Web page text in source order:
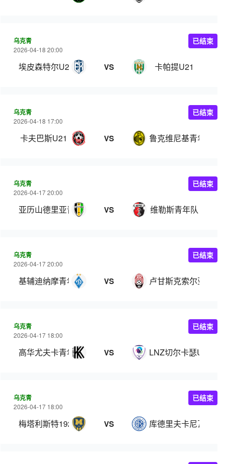
乌克青
2026-04-18 20:00
埃皮森特尔U21 VS 卡帕提U21
已结束
乌克青
2026-04-18 17:00
卡夫巴斯U21 VS 鲁克维尼基青年队
已结束
乌克青
2026-04-17 20:00
亚历山德里亚青年队 VS 维勒斯青年队
已结束
乌克青
2026-04-17 20:00
基辅迪纳摩青年队 VS 卢甘斯克索尔亚青年
已结束
乌克青
2026-04-17 18:00
高华尤夫卡青年队 VS LNZ切尔卡瑟U21
已结束
乌克青
2026-04-17 18:00
梅塔利斯特1925青年队 VS 库德里夫卡尼瓦U21
已结束